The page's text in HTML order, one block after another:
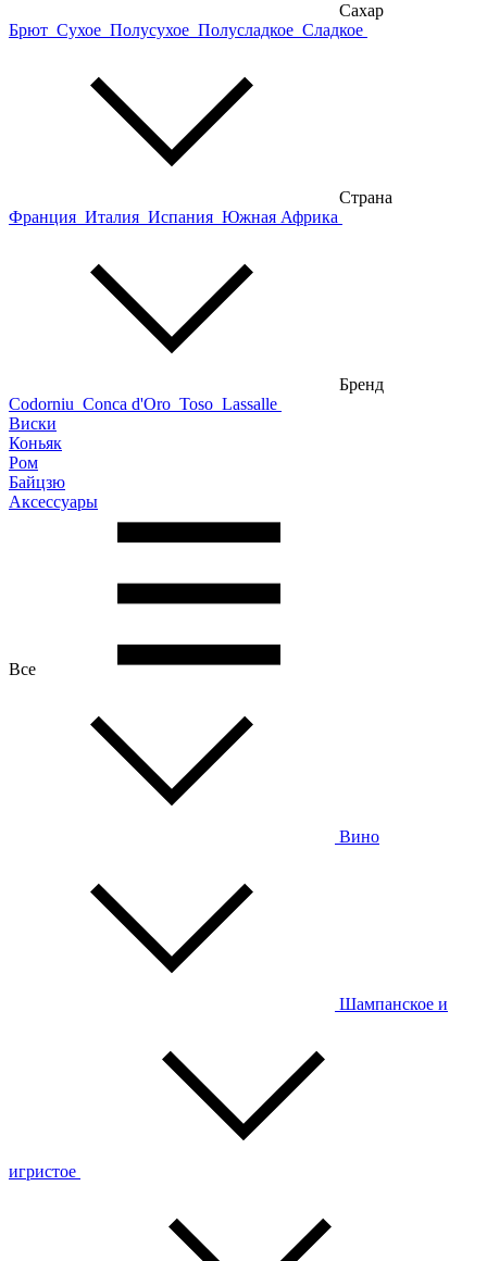
Сахар
Брют Сухое Полусухое Полусладкое Сладкое
Страна
Франция Италия Испания Южная Африка
Бренд
Codorniu Conca d'Oro Toso Lassalle
Виски
Коньяк
Ром
Байцзю
Аксессуары
Все
Вино
Шампанское и
игристое